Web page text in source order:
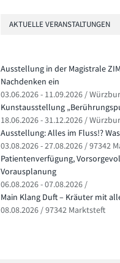
AKTUELLE VERANSTALTUNGEN
Ausstellung in der Magistrale
Nachdenken ein
03.06.2026 - 11.09.2026 /
Kunstausstellung
18.06.2026 - 31.12.2026 /
Ausstellung: Alles im Fluss!?
03.08.2026 - 27.08.2026 / 97342
Patientenverfügung,
Vorausplanung
06.08.2026 - 07.08.2026 /
Main Klang Duft – Kräuter mit
08.08.2026 / 97342 Marktsteft